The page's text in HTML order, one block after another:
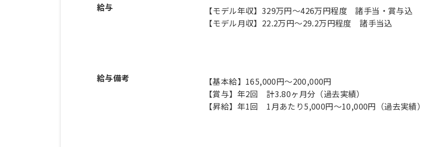
給与
【モデル年収】329万円〜426万円程度 諸手当・賞与込
【モデル月収】22.2万円〜29.2万円程度 諸手当込
給与備考
【基本給】165,000円～200,000円
【賞与】年2回 計3.80ヶ月分（過去実績）
【昇給】年1回 1月あたり5,000円～10,000円（過去実績）